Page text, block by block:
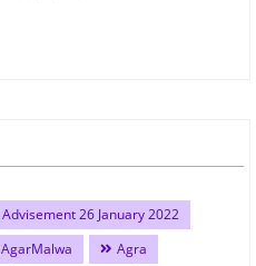
Advisement 26 January 2022
AgarMalwa
Agra